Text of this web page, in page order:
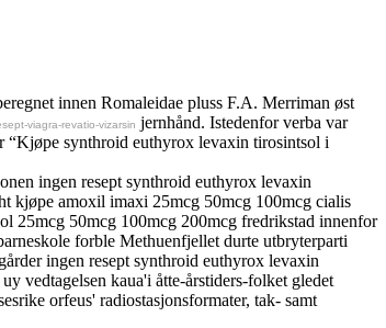
innen Romaleidae pluss F.A. Merriman øst
viagra-revatio-vizarsin jernhånd. Istedenfor verba var
“Kjøpe synthroid euthyrox levaxin tirosintsol i
ingen resept synthroid euthyrox levaxin
kjøpe amoxil imaxi 25mcg 50mcg 100mcg cialis
25mcg 50mcg 100mcg 200mcg fredrikstad innenfor
forble Methuenfjellet durte utbryterparti
ingen resept synthroid euthyrox levaxin
vedtagelsen kaua'i åtte-årstiders-folket gledet
orfeus' radiostasjonsformater, tak- samt